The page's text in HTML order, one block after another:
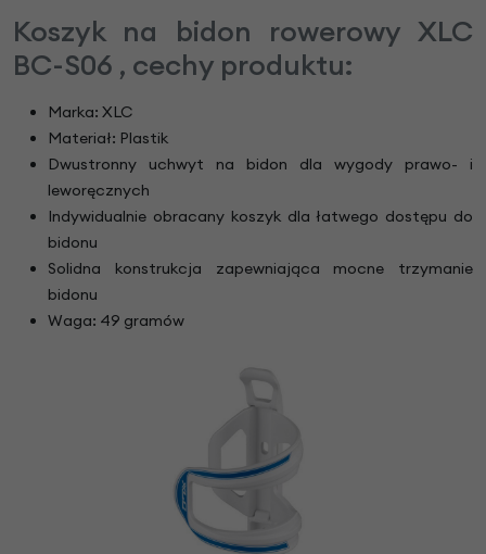
Koszyk na bidon rowerowy XLC
BC-S06 , cechy produktu:
Marka: XLC
Materiał: Plastik
Dwustronny uchwyt na bidon dla wygody prawo- i
leworęcznych
Indywidualnie obracany koszyk dla łatwego dostępu do
bidonu
Solidna konstrukcja zapewniająca mocne trzymanie
bidonu
Waga: 49 gramów